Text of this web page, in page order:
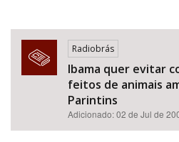
Radiobrás
Ibama quer evitar
feitos de animais
Parintins
Adicionado: 02 de Jul de